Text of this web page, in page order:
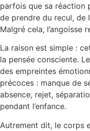
parfois que sa réaction
de prendre du recul, de
Malgré cela, l’angoisse
La raison est simple :
la pensée consciente.
des empreintes
précoces : manque de
absence, rejet,
pendant l’enfance.
Autrement dit, le corps